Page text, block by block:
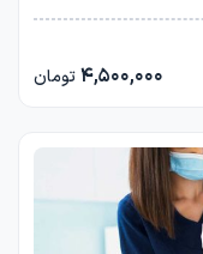
4,500,000تومان